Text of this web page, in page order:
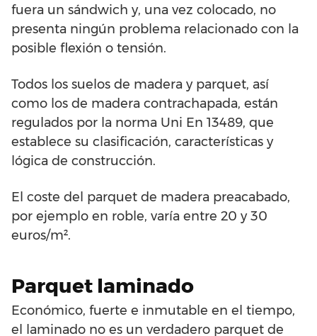
fuera un sándwich y, una vez colocado, no
presenta ningún problema relacionado con la
posible flexión o tensión.
Todos los suelos de madera y parquet, así
como los de madera contrachapada, están
regulados por la norma Uni En 13489, que
establece su clasificación, características y
lógica de construcción.
El coste del parquet de madera preacabado,
por ejemplo en roble, varía entre 20 y 30
euros/m².
Parquet laminado
Económico, fuerte e inmutable en el tiempo,
el laminado no es un verdadero parquet de